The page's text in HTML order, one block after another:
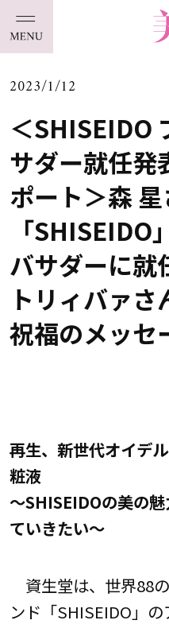
2023/1/12
＜SHISEIDO
サダー就任発
ポート＞森
「
バサダーに
トリィバァ
祝福のメッセ
再生、新世代オイデ
粧液
～SHISEIDOの美の
ていきたい～
資生堂は、世界88
ンド「SHISEIDO」